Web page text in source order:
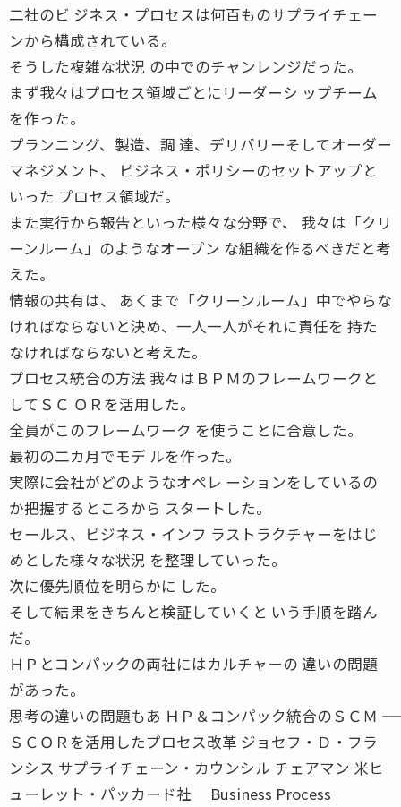
二社のビ ジネス・プロセスは何百ものサプライチェー
ンから構成されている。
そうした複雑な状況 の中でのチャンレンジだった。
まず我々はプロセス領域ごとにリーダーシ ップチーム
を作った。
プランニング、製造、調 達、デリバリーそしてオーダー
マネジメント、 ビジネス・ポリシーのセットアップと
いった プロセス領域だ。
また実行から報告といった様々な分野で、 我々は「クリ
ーンルーム」のようなオープン な組織を作るべきだと考
えた。
情報の共有は、 あくまで「クリーンルーム」中でやらな
ければならないと決め、一人一人がそれに責任を 持た
なければならないと考えた。
プロセス統合の方法 我々はＢＰＭのフレームワークと
してＳＣ ＯＲを活用した。
全員がこのフレームワーク を使うことに合意した。
最初の二カ月でモデ ルを作った。
実際に会社がどのようなオペレ ーションをしているの
か把握するところから スタートした。
セールス、ビジネス・インフ ラストラクチャーをはじ
めとした様々な状況 を整理していった。
次に優先順位を明らかに した。
そして結果をきちんと検証していくと いう手順を踏ん
だ。
ＨＰとコンパックの両社にはカルチャーの 違いの問題
があった。
思考の違いの問題もあ ＨＰ＆コンパック統合のＳＣＭ ――
ＳＣＯＲを活用したプロセス改革 ジョセフ・Ｄ・フラ
ンシス サプライチェーン・カウンシル チェアマン 米ヒ
ューレット・パッカード社 Business Process